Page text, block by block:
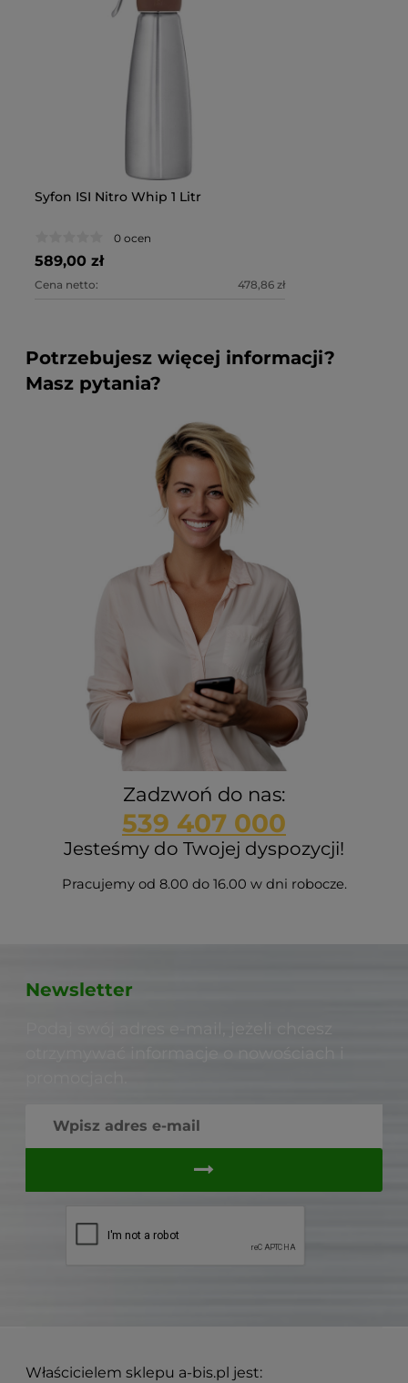
Syfon ISI Nitro Whip 1 Litr
0 ocen
589,00 zł
Cena netto: 478,86 zł
Potrzebujesz więcej informacji?
Masz pytania?
Zadzwoń do nas:
539 407 000
Jesteśmy do Twojej dyspozycji!
Pracujemy od 8.00 do 16.00 w dni robocze.
Newsletter
Właścicielem sklepu a-bis.pl jest: